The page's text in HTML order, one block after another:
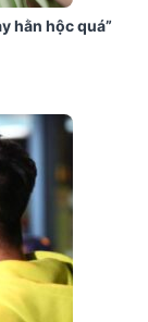
hằn hộc quá”